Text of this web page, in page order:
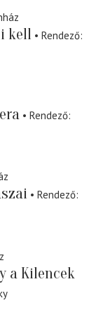
kell
Rendező
Rendező
Rendező
a Kilencek